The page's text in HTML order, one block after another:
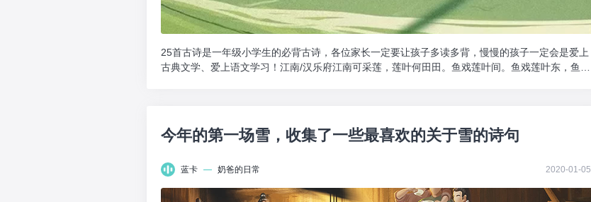
25首古诗是一年级小学生的必背古诗，各位家长一定要让孩子多读多背，慢慢的孩子一定会是爱上
古典文学、爱上语文学习！江南/汉乐府江南可采莲，莲叶何田田。鱼戏莲叶间。鱼戏莲叶东，鱼戏
今年的第一场雪，收集了一些最喜欢的关于雪的诗句
蓝卡 — 奶爸的日常 2020-01-05